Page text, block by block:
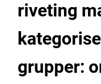
riveting
grupper: